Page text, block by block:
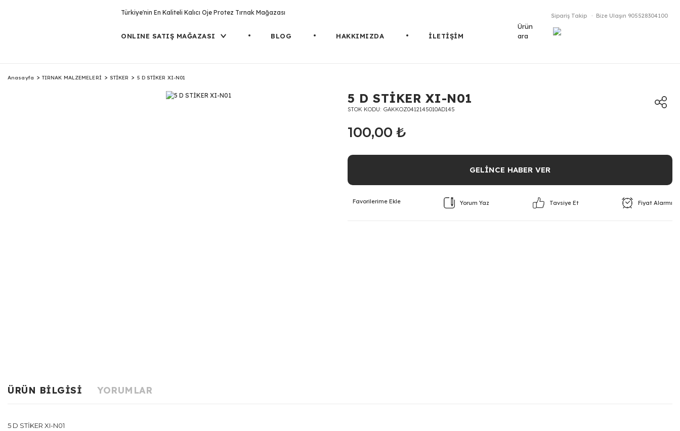
Türkiye'nin En Kaliteli Kalıcı Oje Protez Tırnak Mağazası
ONLINE SATIŞ MAĞAZASI BLOG HAKKIMIZDA İLETİŞİM
Sipariş Takip Bize Ulaşın 905528304100
Ürün
ara
Anasayfa TIRNAK MALZEMELERİ STİKER 5 D STİKER XI-N01
5 D STİKER XI-N01
STOK KODU GAKKOZ0412145010AD145
100,00 ₺
GELİNCE HABER VER
Yorum Yaz Tavsiye Et Fiyat Alarmı
ÜRÜN BILGISI YORUMLAR
5 D STİKER XI-N01